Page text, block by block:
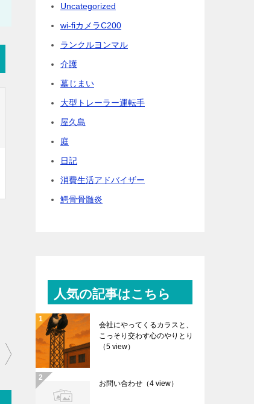
Uncategorized
wi-fiカメラC200
ランクルヨンマル
介護
墓じまい
大型トレーラー運転手
屋久島
庭
日記
消費生活アドバイザー
鰐骨骨髄炎
人気の記事はこちら
会社にやってくるカラスと、
こっそり交わす心のやりとり
（5 view）
お問い合わせ （4 view）